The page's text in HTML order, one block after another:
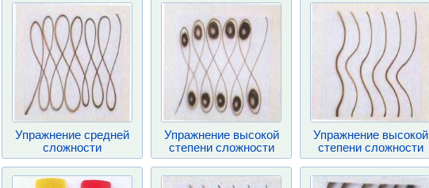
Упражнение средней
сложности
Упражнение высокой
степени сложности
Упражнение высокой
степени сложности